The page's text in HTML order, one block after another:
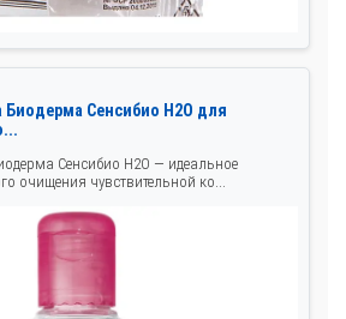
Биодерма Сенсибио Н2О для
Сенсибио Н2О — идеальное
очищения чувствительной ко...